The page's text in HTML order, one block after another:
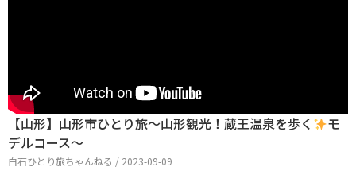
【山形】山形市ひとり旅〜山形観光！蔵王温泉を歩く
モ
デルコース〜
白石ひとり旅ちゃんねる / 2023-09-09